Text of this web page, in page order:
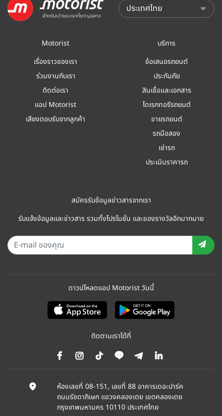
Motorist
เรื่องราวของเรา
ร่วมงานกับเรา
ติดต่อเรา
แอป Motorist
เสียงตอบรับจากลูกค้า
บริการ
ข้อเสนอรถยนต์
ประกันภัย
สินเชื่อและเอกสาร
ไดเรกทอรีรถยนต์
ขายรถยนต์
รถมือสอง
เช่ารถ
ประเมินราคารถ
สมัครรับข้อมูลข่าวสารจากเรา
รับแจ้งข้อมูลและข่าวสาร รวมทั้งโปรโมชั่น และของรางวัลอีกมากมาย
ดาวน์โหลดแอป Motorist วันนี้
ติดตามเราได้ที่
ห้องเลขที่ 08-151, เลขที่ 88 อาคารเดอะปาร์ค
ถนนรัชดาภิเษก แขวงคลองเตย เขตคลองเตย
กรุงเทพมหานคร 10110 ประเทศไทย